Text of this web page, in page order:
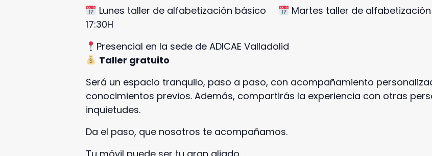
Lunes taller de alfabetización básico
Martes taller de
17:30H
Presencial en la sede de ADICAE Valladolid
Taller gratuito
Será un espacio tranquilo, paso a paso, con acompañamiento
conocimientos previos. Además, compartirás la experiencia con otras
inquietudes.
Da el paso, que nosotros te acompañamos.